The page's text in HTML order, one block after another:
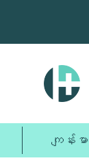
သို့
ပါ။
ကျန်းမ